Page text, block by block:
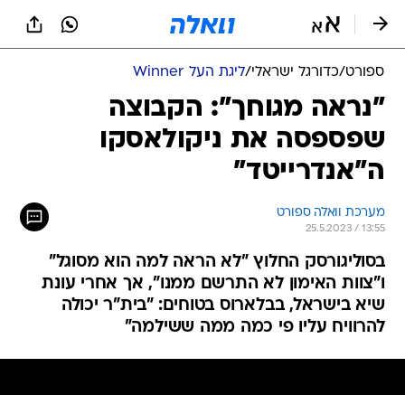
ספורט/כדורגל ישראלי/ליגת העל Winner
"נראה מגוחך": הקבוצה
שפספסה את ניקולאסקו
ה"אנדרייטד"
מערכת וואלה ספורט
25.5.2023 / 13:55
בסוליגורסק החלוץ "לא הראה למה הוא מסוגל"
ו"צוות האימון לא התרשם ממנו", אך אחרי עונת
שיא בישראל, בבלארוס בטוחים: "בית"ר יכולה
להרוויח עליו פי כמה ממה ששילמה"